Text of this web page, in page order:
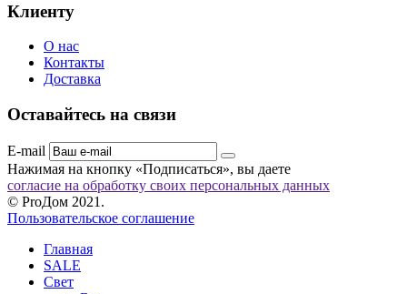
Клиенту
О нас
Контакты
Доставка
Оставайтесь на связи
E-mail
Нажимая на кнопку «Подписаться», вы даете
согласие на обработку своих персональных данных
© ProДом 2021.
Пользовательское соглашение
Главная
SALE
Свет